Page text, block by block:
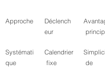
Approche
Déclench
eur
Systémati
que
Calendrier
fixe
de